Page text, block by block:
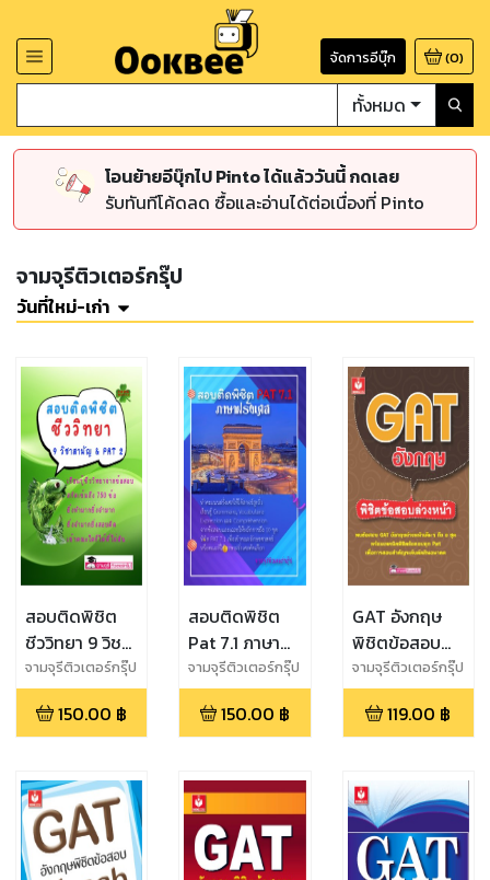
จัดการอีบุ๊ก (0)
ทั้งหมด
โอนย้ายอีบุ๊กไป Pinto ได้แล้ววันนี้ กดเลย
รับทันทีโค้ดลด ซื้อและอ่านได้ต่อเนื่องที่ Pinto
จามจุรีติวเตอร์กรุ๊ป
วันที่ใหม่-เก่า
สอบติดพิชิต
ชีววิทยา 9 วิชา
สามัญ & PAT
2
จามจุรีติวเตอร์กรุ๊ป
150.00 ฿
สอบติดพิชิต
Pat 7.1 ภาษา
ฝรั่งเศส
จามจุรีติวเตอร์กรุ๊ป
150.00 ฿
GAT อังกฤษ
พิชิตข้อสอบ
ล่วงหน้า
จามจุรีติวเตอร์กรุ๊ป
119.00 ฿